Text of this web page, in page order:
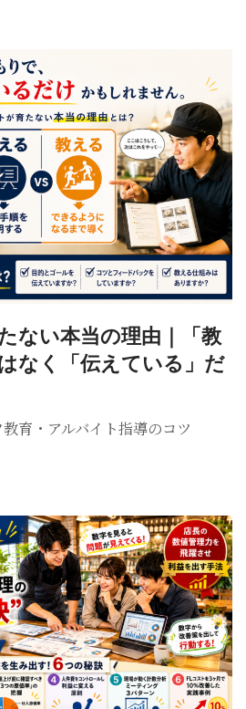
ない本当の理由｜「教
なく「伝えている」だ
育・アルバイト指導のコツ